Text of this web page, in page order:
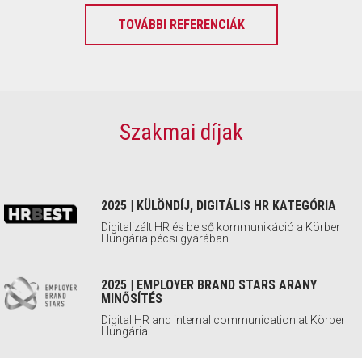
TOVÁBBI REFERENCIÁK
Szakmai díjak
2025 | KÜLÖNDÍJ, DIGITÁLIS HR KATEGÓRIA
Digitalizált HR és belső kommunikáció a Körber
Hungária pécsi gyárában
2025 | EMPLOYER BRAND STARS ARANY
MINŐSÍTÉS
Digital HR and internal communication at Körber
Hungária